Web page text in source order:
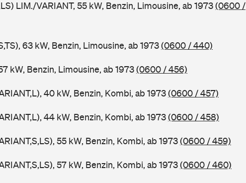
LIM./VARIANT, 55 kW, Benzin, Limousine, ab 1973(0600 /
63 kW, Benzin, Limousine, ab 1973(0600 / 440)
kW, Benzin, Limousine, ab 1973(0600 / 456)
40 kW, Benzin, Kombi, ab 1973(0600 / 457)
44 kW, Benzin, Kombi, ab 1973(0600 / 458)
55 kW, Benzin, Kombi, ab 1973(0600 / 459)
57 kW, Benzin, Kombi, ab 1973(0600 / 460)